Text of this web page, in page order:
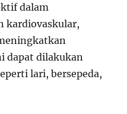
dalam
kardiovaskular,
dapat dilakukan
lari, bersepeda,